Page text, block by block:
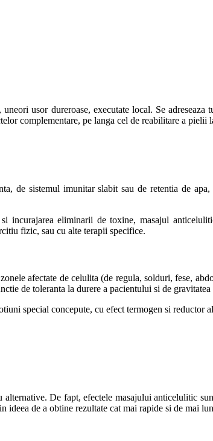
usor dureroase, executate local. Se
complementare, pe langa cel de reabilitare a pielii
de sistemul imunitar slabit sau de retentia de
incurajarea eliminarii de toxine, masajul
fizic, sau cu alte terapii specifice.
afectate de celulita (de regula, solduri, fese,
de toleranta la durere a pacientului si de
special concepute, cu efect termogen si reductor
De fapt, efectele masajului anticelulitic
ideea de a obtine rezultate cat mai rapide si de mai